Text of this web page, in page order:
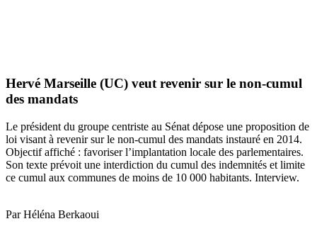
Hervé Marseille (UC) veut revenir sur le non-cumul
des mandats
Le président du groupe centriste au Sénat dépose une proposition de
loi visant à revenir sur le non-cumul des mandats instauré en 2014.
Objectif affiché : favoriser l’implantation locale des parlementaires.
Son texte prévoit une interdiction du cumul des indemnités et limite
ce cumul aux communes de moins de 10 000 habitants. Interview.
Par Héléna Berkaoui